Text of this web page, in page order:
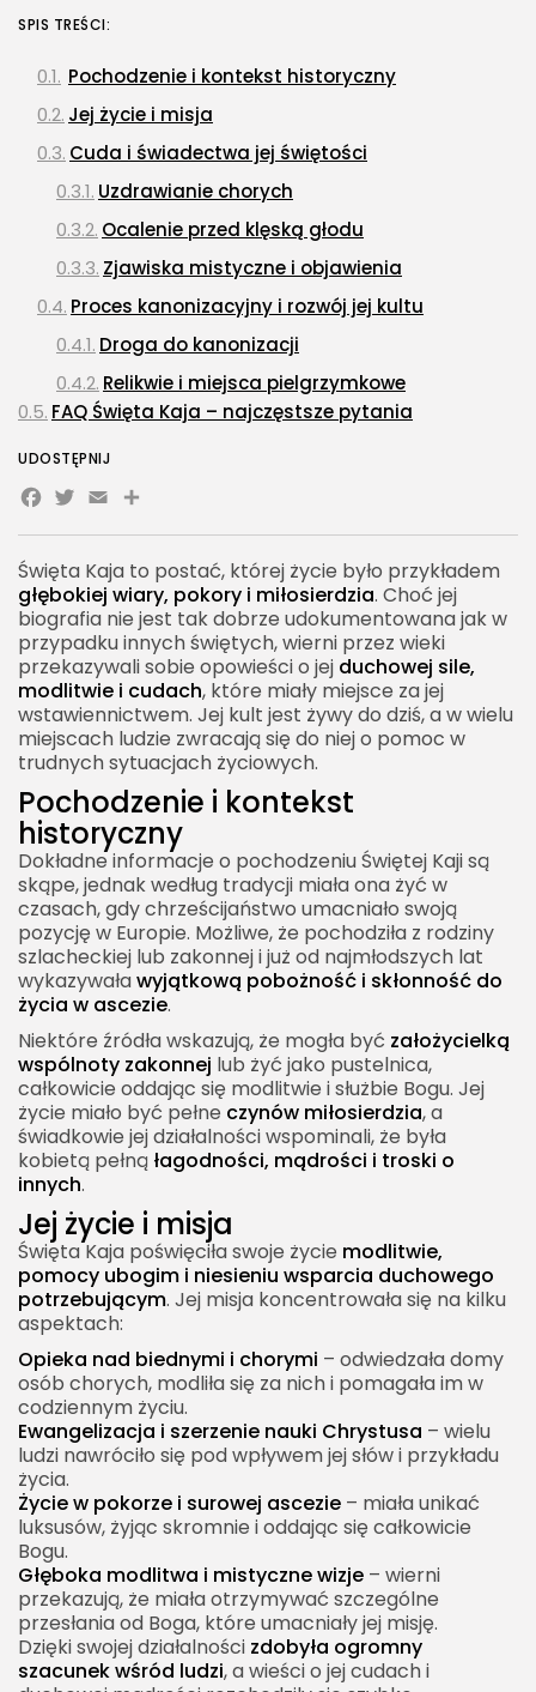
Święta Kaja to postać, której życie było przykładem
głębokiej wiary, pokory i miłosierdzia. Choć jej
biografia nie jest tak dobrze udokumentowana jak w
przypadku innych świętych, wierni przez wieki
przekazywali sobie opowieści o jej duchowej sile,
modlitwie i cudach, które miały miejsce za jej
wstawiennictwem. Jej kult jest żywy do dziś, a w wielu
miejscach ludzie zwracają się do niej o pomoc w
trudnych sytuacjach życiowych.
Pochodzenie i kontekst
historyczny
Dokładne informacje o pochodzeniu Świętej Kaji są
skąpe, jednak według tradycji miała ona żyć w
czasach, gdy chrześcijaństwo umacniało swoją
pozycję w Europie. Możliwe, że pochodziła z rodziny
szlacheckiej lub zakonnej i już od najmłodszych lat
wykazywaławyjątkową pobożność i skłonność do
życia w ascezie.
Niektóre źródła wskazują, że mogła być założycielką
wspólnoty zakonnej lub żyć jako pustelnica,
całkowicie oddając się modlitwie i służbie Bogu. Jej
życie miało być pełne czynów miłosierdzia, a
świadkowie jej działalności wspominali, że była
kobietą pełną łagodności, mądrości i troski o
innych.
Jej życie i misja
Święta Kaja poświęciła swoje życie modlitwie,
pomocy ubogim i niesieniu wsparcia duchowego
potrzebującym. Jej misja koncentrowała się na kilku
aspektach:
Opieka nad biednymi i chorymi – odwiedzała domy
osób chorych, modliła się za nich i pomagała im w
codziennym życiu.
Ewangelizacja i szerzenie nauki Chrystusa – wielu
ludzi nawróciło się pod wpływem jej słów i przykładu
życia.
Życie w pokorze i surowej ascezie – miała unikać
luksusów, żyjąc skromnie i oddając się całkowicie
Bogu.
Głęboka modlitwa i mistyczne wizje – wierni
przekazują, że miała otrzymywać szczególne
przesłania od Boga, które umacniały jej misję.
Dzięki swojej działalności zdobyła ogromny
szacunek wśród ludzi, a wieści o jej cudach i
SPIS TREŚCI:
Pochodzenie i kontekst historyczny
Jej życie i misja
Cuda i świadectwa jej świętości
Uzdrawianie chorych
Ocalenie przed klęską głodu
Zjawiska mistyczne i objawienia
Proces kanonizacyjny i rozwój jej kultu
Droga do kanonizacji
Relikwie i miejsca pielgrzymkowe
FAQ Święta Kaja – najczęstsze pytania
UDOSTĘPNIJ
Facebook
Twitter
EmailShare